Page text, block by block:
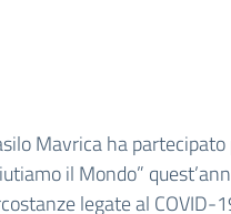
Mavrica ha
il Mondo”
legate al COVID-